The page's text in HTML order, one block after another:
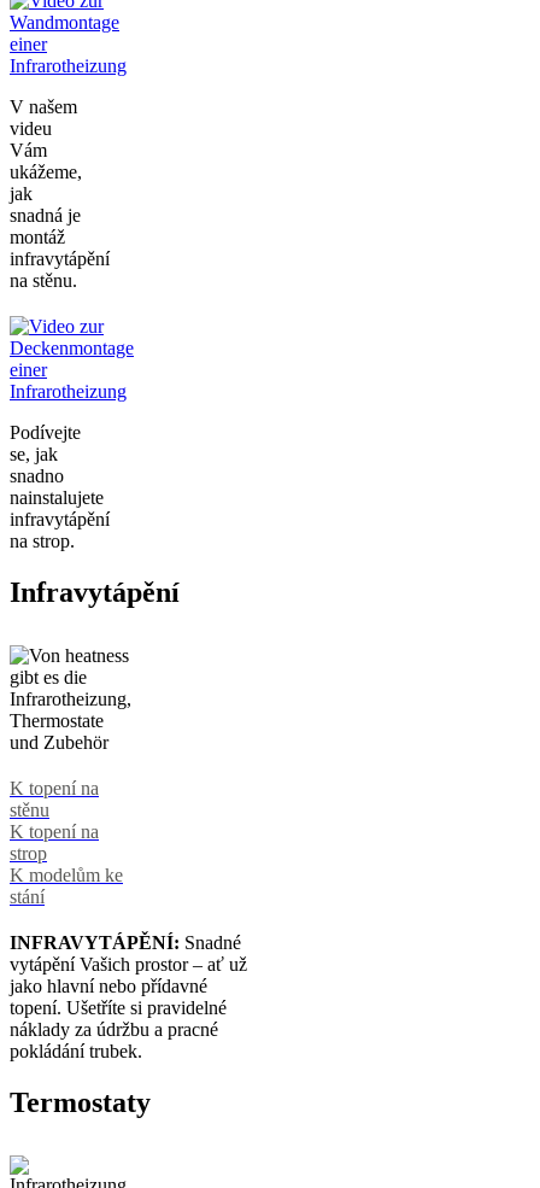
V našem
videu
Vám
ukážeme,
jak
snadná je
montáž
infravytápění
na stěnu.
Podívejte
se, jak
snadno
nainstalujete
infravytápění
na strop.
Infravytápění
K topení na
stěnu
K topení na
strop
K modelům ke
stání
INFRAVYTÁPĚNÍ: Snadné
vytápění Vašich prostor – ať už
jako hlavní nebo přídavné
topení. Ušetříte si pravidelné
náklady za údržbu a pracné
pokládání trubek.
Termostaty